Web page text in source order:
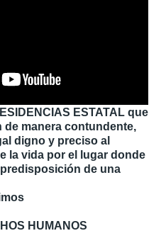
ESTATAL que
de manera contundente,
digno y preciso al
la vida por el lugar donde
de una
HUMANOS